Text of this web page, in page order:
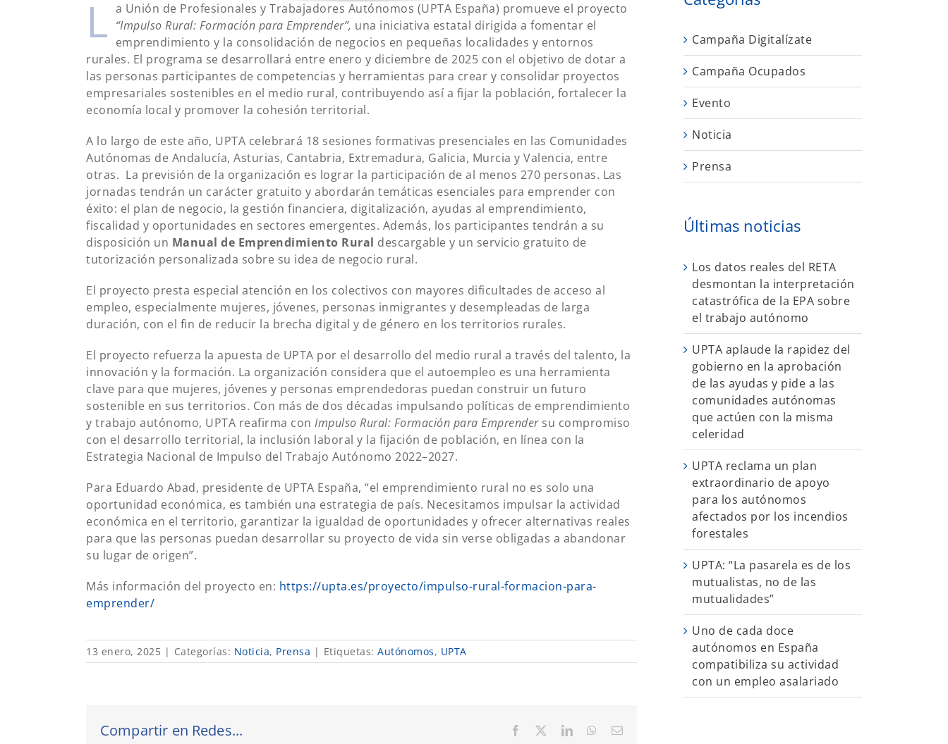
L a Unión de Profesionales y Trabajadores Autónomos (UPTA España) promueve el proyecto
“Impulso Rural: Formación para Emprender”, una iniciativa estatal dirigida a fomentar el
emprendimiento y la consolidación de negocios en pequeñas localidades y entornos
rurales. El programa se desarrollará entre enero y diciembre de 2025 con el objetivo de dotar a
las personas participantes de competencias y herramientas para crear y consolidar proyectos
empresariales sostenibles en el medio rural, contribuyendo así a fijar la población, fortalecer la
economía local y promover la cohesión territorial.
A lo largo de este año, UPTA celebrará 18 sesiones formativas presenciales en las Comunidades
Autónomas de Andalucía, Asturias, Cantabria, Extremadura, Galicia, Murcia y Valencia, entre
otras. La previsión de la organización es lograr la participación de al menos 270 personas. Las
jornadas tendrán un carácter gratuito y abordarán temáticas esenciales para emprender con
éxito: el plan de negocio, la gestión financiera, digitalización, ayudas al emprendimiento,
fiscalidad y oportunidades en sectores emergentes. Además, los participantes tendrán a su
disposición un Manual de Emprendimiento Rural descargable y un servicio gratuito de
tutorización personalizada sobre su idea de negocio rural.
El proyecto presta especial atención en los colectivos con mayores dificultades de acceso al
empleo, especialmente mujeres, jóvenes, personas inmigrantes y desempleadas de larga
duración, con el fin de reducir la brecha digital y de género en los territorios rurales.
El proyecto refuerza la apuesta de UPTA por el desarrollo del medio rural a través del talento, la
innovación y la formación. La organización considera que el autoempleo es una herramienta
clave para que mujeres, jóvenes y personas emprendedoras puedan construir un futuro
sostenible en sus territorios. Con más de dos décadas impulsando políticas de emprendimiento
y trabajo autónomo, UPTA reafirma con Impulso Rural: Formación para Emprendersu compromiso
con el desarrollo territorial, la inclusión laboral y la fijación de población, en línea con la
Estrategia Nacional de Impulso del Trabajo Autónomo 2022–2027.
Para Eduardo Abad, presidente de UPTA España, “el emprendimiento rural no es solo una
oportunidad económica, es también una estrategia de país. Necesitamos impulsar la actividad
económica en el territorio, garantizar la igualdad de oportunidades y ofrecer alternativas reales
para que las personas puedan desarrollar su proyecto de vida sin verse obligadas a abandonar
su lugar de origen”.
Más información del proyecto en: https://upta.es/proyecto/impulso-rural-formacion-para-
emprender/
13 enero, 2025 | Categorías: Noticia, Prensa | Etiquetas: Autónomos, UPTA
Compartir en Redes... Facebook LinkedInWhatsApp
Correo
Campaña Digitalízate
Campaña Ocupados
Evento
Noticia
Prensa
Últimas noticias
Los datos reales del RETA
desmontan la interpretación
catastrófica de la EPA sobre
el trabajo autónomo
UPTA aplaude la rapidez del
gobierno en la aprobación
de las ayudas y pide a las
comunidades autónomas
que actúen con la misma
celeridad
UPTA reclama un plan
extraordinario de apoyo
para los autónomos
afectados por los incendios
forestales
UPTA: “La pasarela es de los
mutualistas, no de las
mutualidades”
Uno de cada doce
autónomos en España
compatibiliza su actividad
con un empleo asalariado